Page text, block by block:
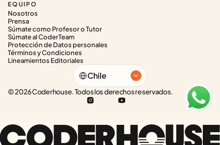
EQUIPO
Nosotros
Prensa
Súmate como Profesor o Tutor
Súmate al CoderTeam
Protección de Datos personales
Términos y Condiciones
Lineamientos Editoriales
Select Language
Chile
© 2026 Coderhouse. Todos los derechos reservados.